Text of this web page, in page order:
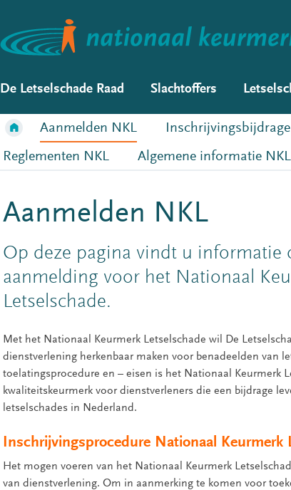
De Letselschade Raad Slachtoffers
Aanmelden NKL
Reglementen NKL
Algemene informatie NKL
Aanmelden NKL
Op deze pagina vindt u informatie
aanmelding voor het Nationaal
Letselschade.
Met het Nationaal Keurmerk Letselschade wil De
dienstverlening herkenbaar maken voor benadeelden van
toelatingsprocedure en – eisen is het Nationaal Keurmerk
kwaliteitskeurmerk voor dienstverleners die een bijdrage
letselschades in Nederland.
Inschrijvingsprocedure Nationaal Keurmerk
Het mogen voeren van het Nationaal Keurmerk
van dienstverlening. Om in aanmerking te komen voor